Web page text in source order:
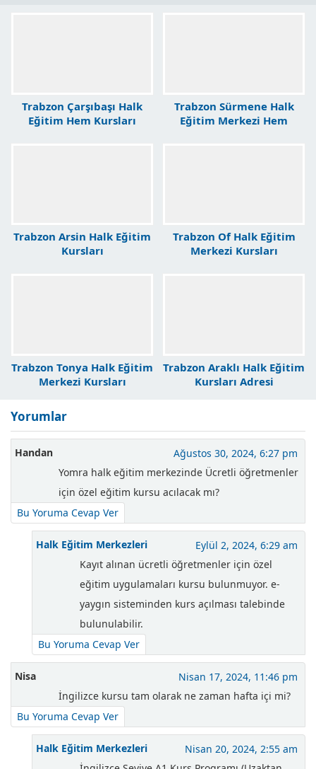
Trabzon Çarşıbaşı Halk
Eğitim Hem Kursları
Trabzon Sürmene Halk
Eğitim Merkezi Hem
Trabzon Arsin Halk Eğitim
Kursları
Trabzon Of Halk Eğitim
Merkezi Kursları
Trabzon Tonya Halk Eğitim
Merkezi Kursları
Trabzon Araklı Halk Eğitim
Kursları Adresi
Yorumlar
Handan
Ağustos 30, 2024, 6:27 pm
Yomra halk eğitim merkezinde Ücretli öğretmenler
için özel eğitim kursu acılacak mı?
Bu Yoruma Cevap Ver
Halk Eğitim Merkezleri
Eylül 2, 2024, 6:29 am
Kayıt alınan ücretli öğretmenler için özel
eğitim uygulamaları kursu bulunmuyor. e-
yaygın sisteminden kurs açılması talebinde
bulunulabilir.
Bu Yoruma Cevap Ver
Nisa
Nisan 17, 2024, 11:46 pm
İngilizce kursu tam olarak ne zaman hafta içi mi?
Bu Yoruma Cevap Ver
Halk Eğitim Merkezleri
Nisan 20, 2024, 2:55 am